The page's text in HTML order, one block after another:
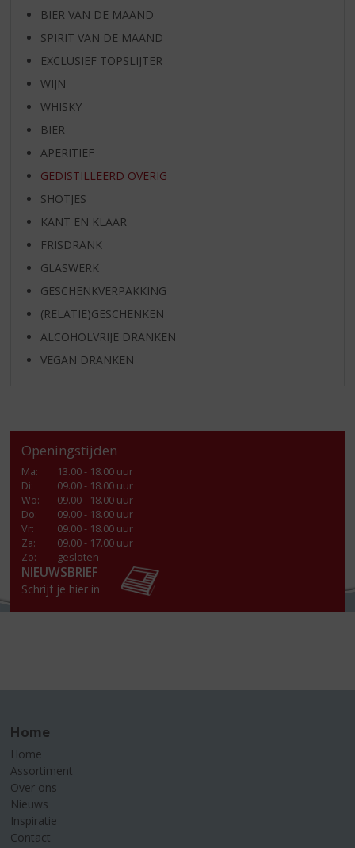
BIER VAN DE MAAND
SPIRIT VAN DE MAAND
EXCLUSIEF TOPSLIJTER
WIJN
WHISKY
BIER
APERITIEF
GEDISTILLEERD OVERIG
SHOTJES
KANT EN KLAAR
FRISDRANK
GLASWERK
GESCHENKVERPAKKING
(RELATIE)GESCHENKEN
ALCOHOLVRIJE DRANKEN
VEGAN DRANKEN
Openingstijden
Ma:
13.00 - 18.00 uur
Di:
09.00 - 18.00 uur
Wo:
09.00 - 18.00 uur
Do:
09.00 - 18.00 uur
Vr:
09.00 - 18.00 uur
Za:
09.00 - 17.00 uur
Zo:
gesloten
NIEUWSBRIEF
Schrijf je hier in
Home
Home
Assortiment
Over ons
Nieuws
Inspiratie
Contact